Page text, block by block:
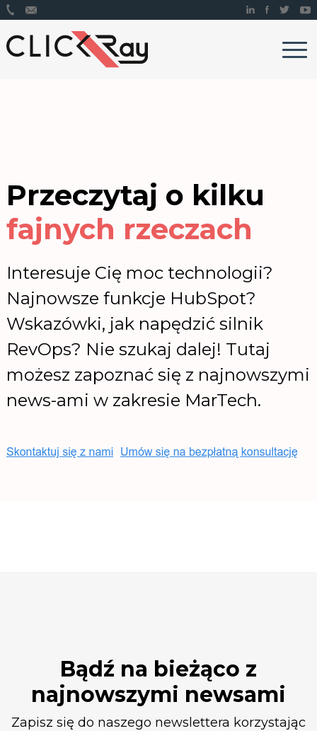
Przeczytaj o kilku
fajnych rzeczach
Interesuje Cię moc technologii?
Najnowsze funkcje HubSpot?
Wskazówki, jak napędzić silnik
RevOps? Nie szukaj dalej! Tutaj
możesz zapoznać się z najnowszymi
news-ami w zakresie MarTech.
Bądź na bieżąco z
najnowszymi newsami
Zapisz się do naszego newslettera korzystając